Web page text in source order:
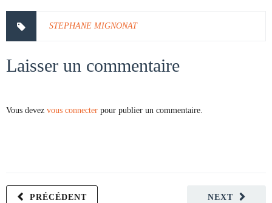
STEPHANE MIGNONAT
Laisser un commentaire
Vous devez vous connecter pour publier un commentaire.
NEXT
PRÉCÉDENT